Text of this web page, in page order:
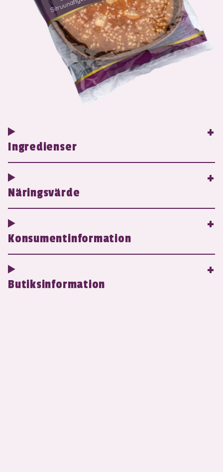
Ingredienser
Näringsvärde
Konsumentinformation
Butiksinformation